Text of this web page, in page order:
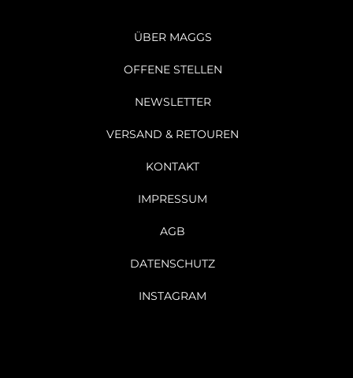
ÜBER MAGGS
OFFENE STELLEN
NEWSLETTER
VERSAND & RETOUREN
KONTAKT
IMPRESSUM
AGB
DATENSCHUTZ
INSTAGRAM